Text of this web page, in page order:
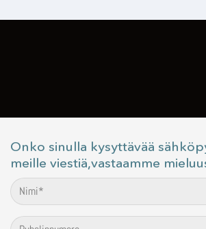
Onko sinulla kysyttävää
meille viestiä,vastaamme